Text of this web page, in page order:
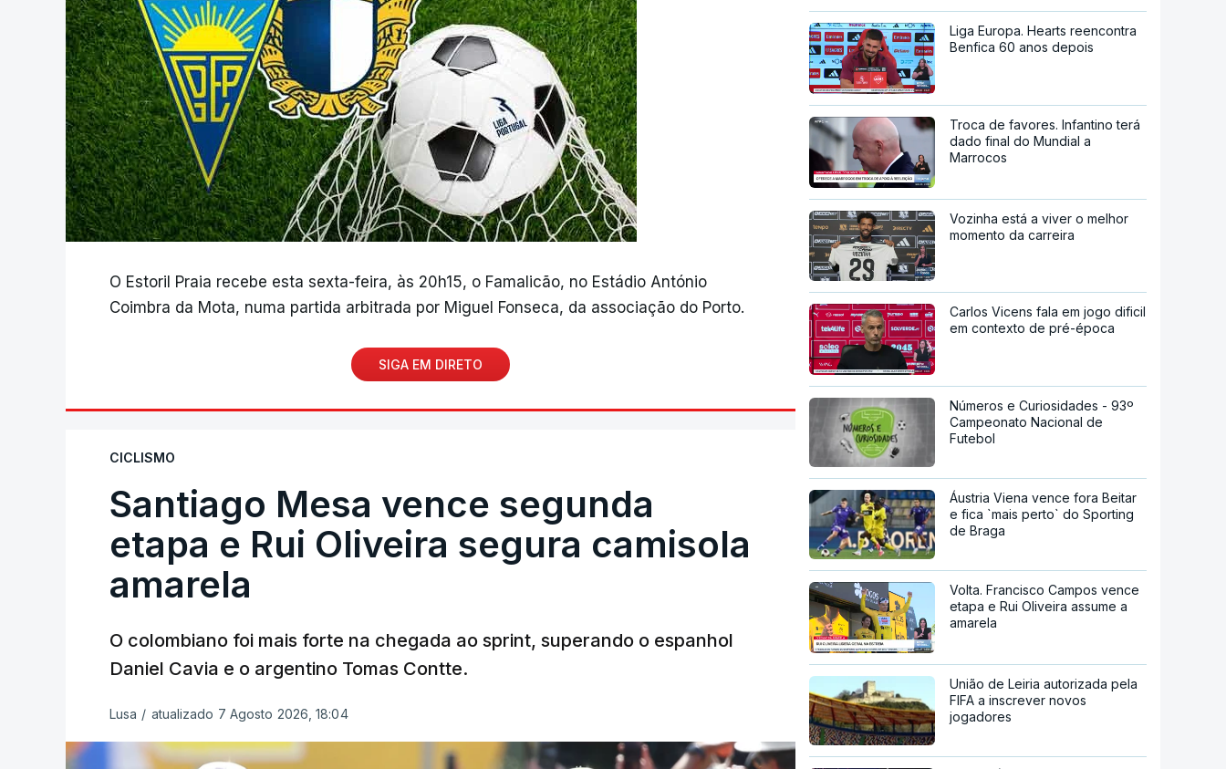
O Estoril Praia recebe esta sexta-feira, às 20h15, o Famalicão, no Estádio António
Coimbra da Mota, numa partida arbitrada por Miguel Fonseca, da associação do Porto.
SIGA EM DIRETO
CICLISMO
Santiago Mesa vence segunda
etapa e Rui Oliveira segura camisola
amarela
O colombiano foi mais forte na chegada ao sprint, superando o espanhol
Daniel Cavia e o argentino Tomas Contte.
Lusa / atualizado 7 Agosto 2026, 18:04
Liga Europa. Hearts reencontra
Benfica 60 anos depois
Troca de favores. Infantino terá
dado final do Mundial a
Marrocos
Vozinha está a viver o melhor
momento da carreira
Carlos Vicens fala em jogo dificil
em contexto de pré-época
Números e Curiosidades - 93º
Campeonato Nacional de
Futebol
Áustria Viena vence fora Beitar
e fica `mais perto` do Sporting
de Braga
Volta. Francisco Campos vence
etapa e Rui Oliveira assume a
amarela
União de Leiria autorizada pela
FIFA a inscrever novos
jogadores